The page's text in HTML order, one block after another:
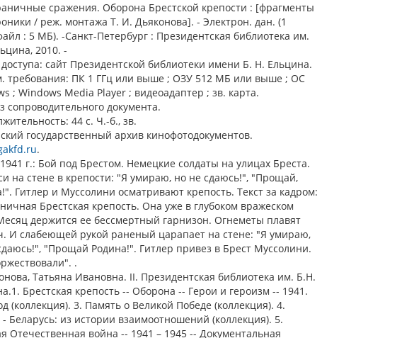
сражения. Оборона Брестской крепости : [фрагменты
/ реж. монтажа Т. И. Дьяконова]. - Электрон. дан. (1
: 5 МБ). -Санкт-Петербург : Президентская библиотека им.
2010. -
сайт Президентской библиотеки имени Б. Н. Ельцина.
требования: ПК 1 ГГц или выше ; ОЗУ 512 МБ или выше ; ОС
; Windows Media Player ; видеоадаптер ; зв. карта.
сопроводительного документа.
44 с. Ч.-б., зв.
государственный архив кинофотодокументов.
.
г.: Бой под Брестом. Немецкие солдаты на улицах Бреста.
на стене в крепости: "Я умираю, но не сдаюсь!", "Прощай,
Гитлер и Муссолини осматривают крепость. Текст за кадром:
Брестская крепость. Она уже в глубоком вражеском
держится ее бессмертный гарнизон. Огнеметы плавят
И слабеющей рукой раненый царапает на стене: "Я умираю,
"Прощай Родина!". Гитлер привез в Брест Муссолини.
.
Татьяна Ивановна. II. Президентская библиотека им. Б.Н.
Брестская крепость -- Оборона -- Герои и героизм -- 1941.
(коллекция). 3. Память о Великой Победе (коллекция). 4.
- Беларусь: из истории взаимоотношений (коллекция). 5.
Отечественная война -- 1941 – 1945 -- Документальная